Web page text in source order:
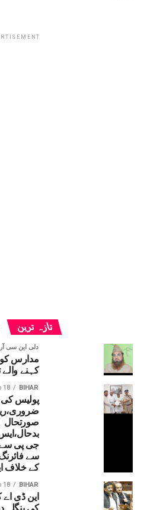
تازہ ترین
دلی این سی آر
مدارس
کہنے والے
BIHAR
18 hours ago
پولیس کی
صورتحال
سے
کے خلاف
BIHAR
18 hours ago
این ڈی اے
کی